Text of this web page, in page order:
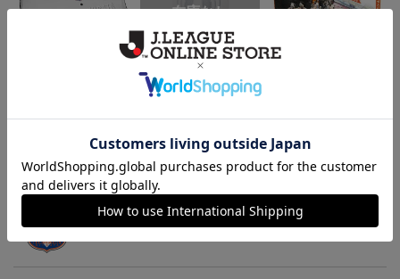
30周年記念アルビくんぬ
いぐるみ
新潟
タオル・リストバンドを豊富にラインナップ！